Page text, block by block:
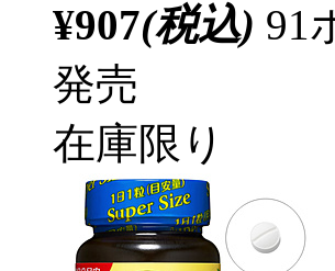
¥907(税込) 91
発売
在庫限り